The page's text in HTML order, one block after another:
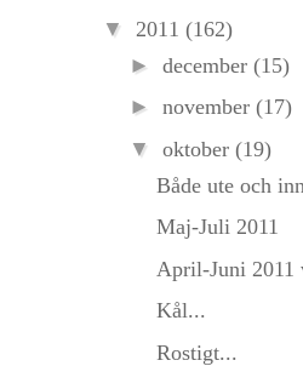
▼ 2011 (162)
► december (15)
► november (17)
▼ oktober (19)
Både ute och
Maj-Juli 2011
April-Juni 2011
Kål...
Rostigt...